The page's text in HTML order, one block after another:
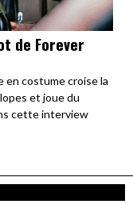
de Forever
en costume croise la
et joue du
cette interview